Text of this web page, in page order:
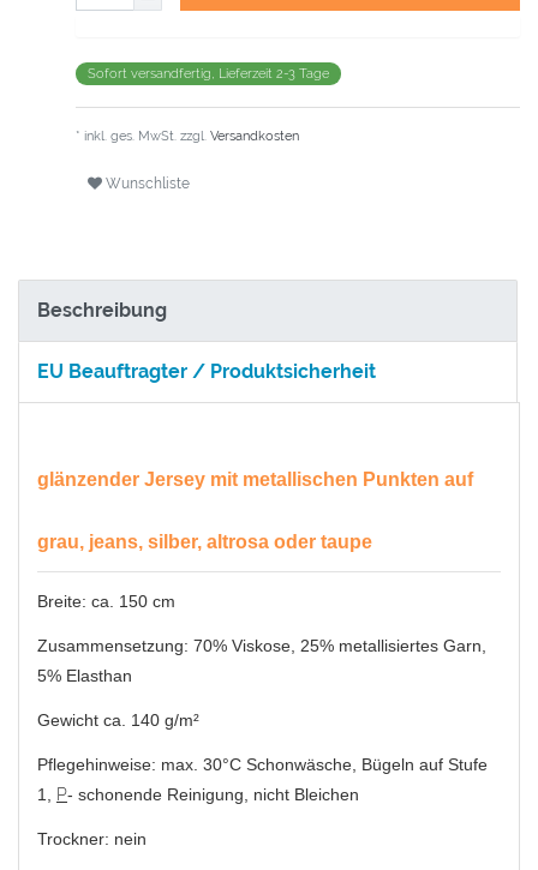
Sofort versandfertig, Lieferzeit 2-3 Tage
* inkl. ges. MwSt. zzgl. Versandkosten
Wunschliste
Beschreibung
EU Beauftragter / Produktsicherheit
glänzender Jersey mit metallischen Punkten auf
grau, jeans, silber, altrosa oder taupe
Breite: ca. 150 cm
Zusammensetzung: 70% Viskose, 25% metallisiertes Garn,
5% Elasthan
Gewicht ca. 140 g/m²
Pflegehinweise: max. 30°C Schonwäsche, Bügeln auf Stufe
1,
P- schonende Reinigung, nicht Bleichen
Trockner: nein